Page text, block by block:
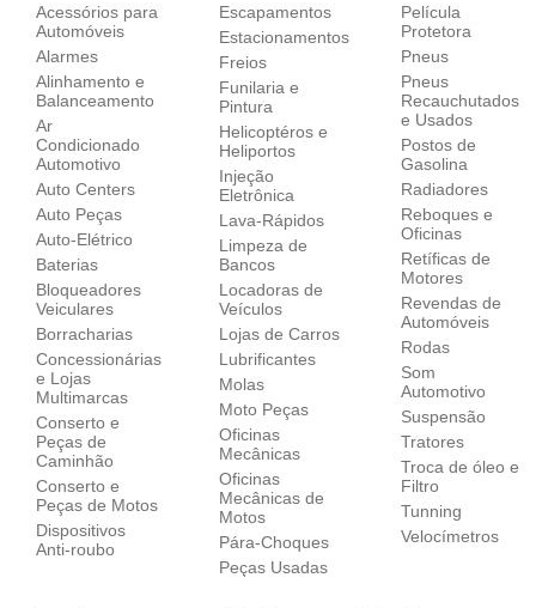
Acessórios para
Automóveis
Alarmes
Alinhamento e
Balanceamento
Ar
Condicionado
Automotivo
Auto Centers
Auto Peças
Auto-Elétrico
Baterias
Bloqueadores
Veiculares
Borracharias
Concessionárias
e Lojas
Multimarcas
Conserto e
Peças de
Caminhão
Conserto e
Peças de Motos
Dispositivos
Anti-roubo
Escapamentos
Estacionamentos
Freios
Funilaria e
Pintura
Helicoptéros e
Heliportos
Injeção
Eletrônica
Lava-Rápidos
Limpeza de
Bancos
Locadoras de
Veículos
Lojas de Carros
Lubrificantes
Molas
Moto Peças
Oficinas
Mecânicas
Oficinas
Mecânicas de
Motos
Pára-Choques
Peças Usadas
Película
Protetora
Pneus
Pneus
Recauchutados
e Usados
Postos de
Gasolina
Radiadores
Reboques e
Oficinas
Retíficas de
Motores
Revendas de
Automóveis
Rodas
Som
Automotivo
Suspensão
Tratores
Troca de óleo e
Filtro
Tunning
Velocímetros